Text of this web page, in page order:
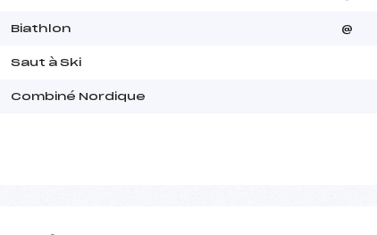
Biathlon @
Saut à Ski
Combiné Nordique